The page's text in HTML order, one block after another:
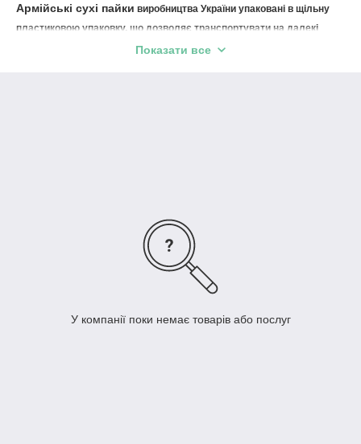
Армійські сухі пайки виробництва України упаковані в щільну
пластиковою упаковку, що дозволяє транспортувати на далекі
расстоянія.Раціон розрахований на одну людину; сніданок, обід і
Показати все
У компанії поки немає товарів або послуг